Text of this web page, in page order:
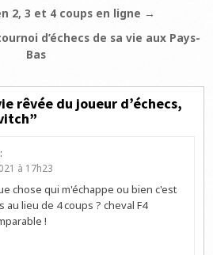
2, 3 et 4 coups en ligne →
d’échecs de sa vie aux Pays-
Bas
rêvée du joueur d’échecs,
”
à 17h23
chose qui m'échappe ou bien c'est
lieu de 4 coups ? cheval F4
!